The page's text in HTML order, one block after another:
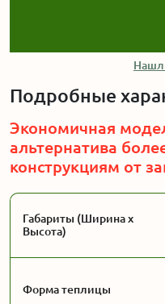
Подробные
Экономичная
альтернатива
конструкциям от
Габариты (Ширина x
Высота)
Форма теплицы